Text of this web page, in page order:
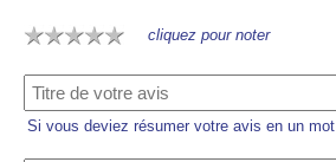
cliquez pour noter
Si vous deviez résumer votre avis en un mot